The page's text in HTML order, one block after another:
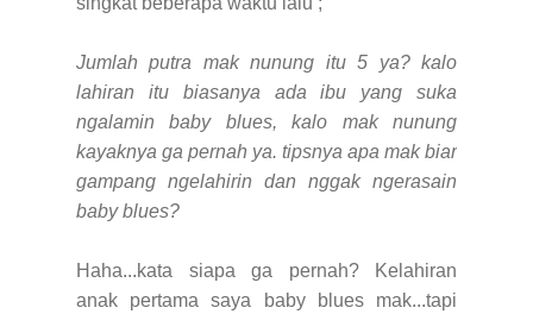
Jumlah putra mak nunung itu 5 ya? kalo
lahiran itu biasanya ada ibu yang suka
ngalamin baby blues, kalo mak nunung
kayaknya ga pernah ya. tipsnya apa mak biar
gampang ngelahirin dan nggak ngerasain
baby blues?
Haha...kata siapa ga pernah? Kelahiran
anak pertama saya baby blues mak...tapi